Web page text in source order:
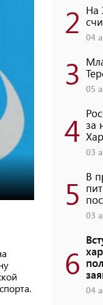
2 На
04
3 05
4 за
03
5 В
03
6
04